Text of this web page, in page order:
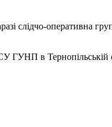
слідчо-оперативна
ГУНП в